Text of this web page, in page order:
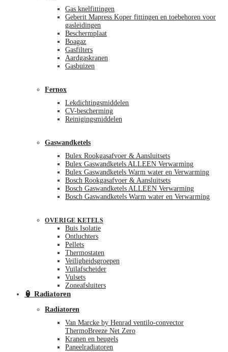
Gas knelfittingen
Geberit Mapress Koper fittingen en toebehoren voor
gasleidingen
Beschermplaat
Boagaz
Gasfilters
Aardgaskranen
Gasbuizen
Fernox
Lekdichtingsmiddelen
CV-bescherming
Reinigingsmiddelen
Gaswandketels
Bulex Rookgasafvoer & Aansluitsets
Bulex Gaswandketels ALLEEN Verwarming
Bulex Gaswandketels Warm water en Verwarming
Bosch Rookgasafvoer & Aansluitsets
Bosch Gaswandketels ALLEEN Verwarming
Bosch Gaswandketels Warm water en Verwarming
OVERIGE KETELS
Buis Isolatie
Ontluchters
Pellets
Thermostaten
Veiligheidsgroepen
Vuilafscheider
Vulsets
Zoneafsluiters
🏮 Radiatoren
Radiatoren
Van Marcke by Henrad ventilo-convector
ThermoBreeze Net Zero
Kranen en beugels
Paneelradiatoren